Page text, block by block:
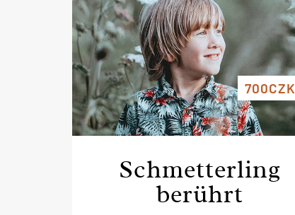
700CZK
Schmetterling
berührt